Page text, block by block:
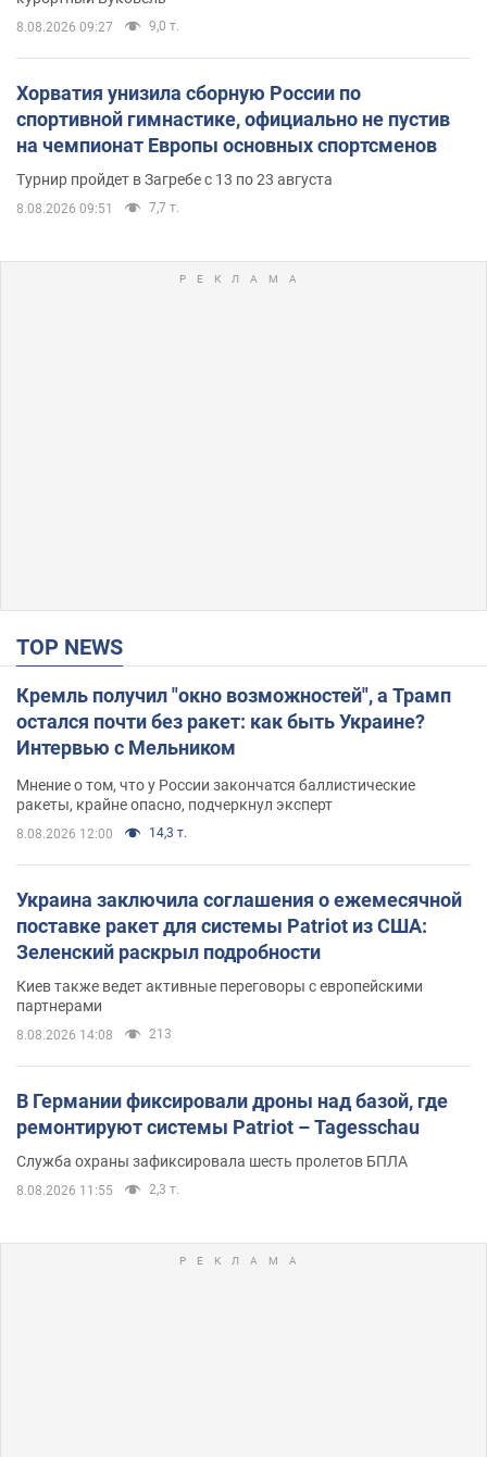
8.08.2026 09:27 9,0 т.
Хорватия унизила сборную России по
спортивной гимнастике, официально не пустив
на чемпионат Европы основных спортсменов
Турнир пройдет в Загребе с 13 по 23 августа
8.08.2026 09:51 7,7 т.
TOP NEWS
Кремль получил "окно возможностей", а Трамп
остался почти без ракет: как быть Украине?
Интервью с Мельником
Мнение о том, что у России закончатся баллистические
ракеты, крайне опасно, подчеркнул эксперт
8.08.2026 12:00 14,3 т.
Украина заключила соглашения о ежемесячной
поставке ракет для системы Patriot из США:
Зеленский раскрыл подробности
Киев также ведет активные переговоры с европейскими
партнерами
8.08.2026 14:08 213
В Германии фиксировали дроны над базой, где
ремонтируют системы Patriot – Tagesschau
Служба охраны зафиксировала шесть пролетов БПЛА
8.08.2026 11:55 2,3 т.